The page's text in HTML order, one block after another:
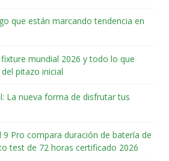
que están marcando tendencia en
mundial 2026 y todo lo que
pitazo inicial
La nueva forma de disfrutar tus
9 Pro compara duración de batería de
test de 72 horas certificado 2026